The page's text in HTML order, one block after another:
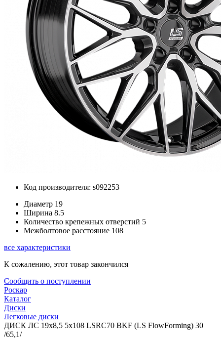
Код производителя: s092253
Диаметр 19
Ширина 8.5
Количество крепежных отверстий 5
Межболтовое расстояние 108
все характеристики
К сожалению, этот товар закончился
Сообщить о поступлении
Роскар
Каталог
Диски
Легковые диски
ДИСК ЛС 19x8,5 5x108 LSRC70 BKF (LS FlowForming) 30
/65,1/